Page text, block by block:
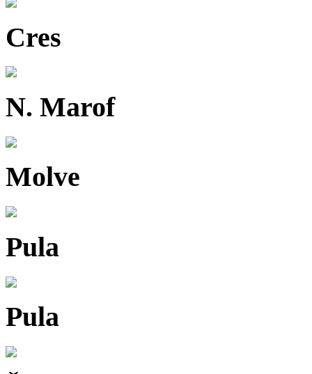
Cres
N. Marof
Molve
Pula
Pula